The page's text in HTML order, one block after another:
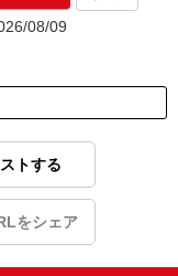
08/09
トする
をシェア